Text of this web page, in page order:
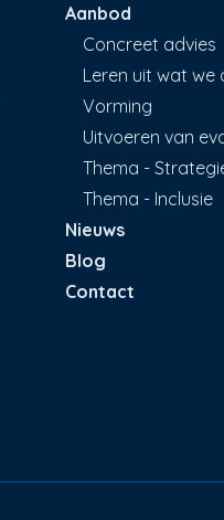
Aanbod
Concreet advies
Leren uit wat we
Vorming
Uitvoeren van
Thema -
Thema - Inclusie
Nieuws
Blog
Contact